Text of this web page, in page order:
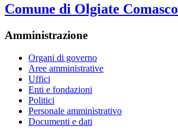
Comune di Olgiate Comasco
Amministrazione
Organi di governo
Aree amministrative
Uffici
Enti e fondazioni
Politici
Personale amministrativo
Documenti e dati